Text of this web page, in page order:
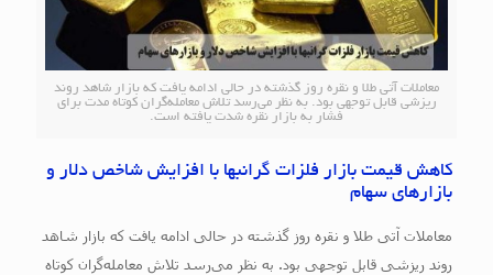
معاملات آتی طلا و نقره روز گذشته در حالی ادامه یافت که بازار شاهد روند
ریزشی قابل توجهی بود. به نظر می‌رسد تلاش معامله‌گران کوتاه مدت برای
فشار به بازار نقره شدت یافته است.
کاهش قیمت بازار فلزات گرانبها با افزایش شاخص دلار و
بازارهای سهام
معاملات آتی طلا و نقره روز گذشته در حالی ادامه یافت که بازار شاهد
روند ریزشی قابل توجهی بود. به نظر می‌رسد تلاش معامله‌گران کوتاه